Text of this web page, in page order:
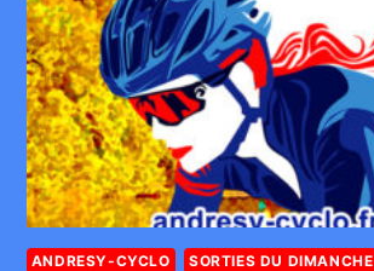
ANDRESY-CYCLO SORTIES DU DIMANCHE